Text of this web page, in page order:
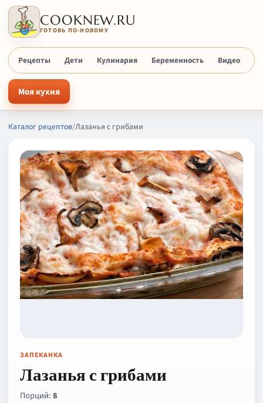
COOKNEW.RU
ГОТОВЬ ПО-НОВОМУ
Рецепты Дети Кулинария Беременность Видео
Моя кухня
Каталог рецептов/Лазанья с грибами
ЗАПЕКАНКА
Лазанья с грибами
Порций:8